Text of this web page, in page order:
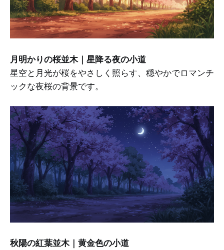
月明かりの桜並木｜星降る夜の小道
星空と月光が桜をやさしく照らす、穏やかでロマンチ
ックな夜桜の背景です。
秋陽の紅葉並木｜黄金色の小道